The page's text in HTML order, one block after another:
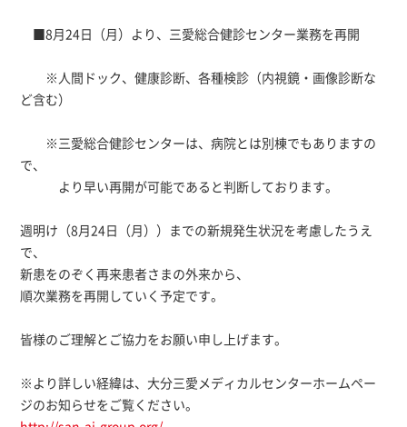
■8月24日（月）より、三愛総合健診センター業務を再開
※人間ドック、健康診断、各種検診（内視鏡・画像診断な
ど含む）
※三愛総合健診センターは、病院とは別棟でもありますの
で、
より早い再開が可能であると判断しております。
週明け（8月24日（月））までの新規発生状況を考慮したうえ
で、
新患をのぞく再来患者さまの外来から、
順次業務を再開していく予定です。
皆様のご理解とご協力をお願い申し上げます。
※より詳しい経緯は、大分三愛メディカルセンターホームペー
ジのお知らせをご覧ください。